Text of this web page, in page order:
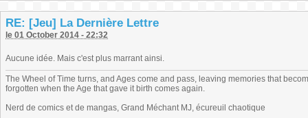
RE: [Jeu] La Dernière Lettre
le 01 October 2014 - 22:32
Aucune idée. Mais c'est plus marrant ainsi.
The Wheel of Time turns, and Ages come and pass, leaving memories that
forgotten when the Age that gave it birth comes again.
Nerd de comics et de mangas, Grand Méchant MJ, écureuil chaotique